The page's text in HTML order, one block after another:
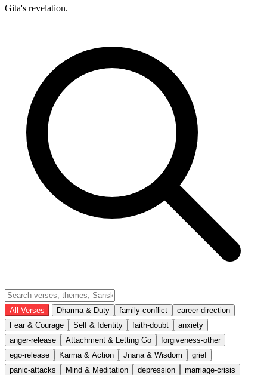
Gita's revelation.
All Verses Dharma & Duty family-conflict
career-direction
Fear & Courage
Self & Identity faith-doubt
anxiety
anger-release
Attachment & Letting Go
forgiveness-other
ego-release
Karma & Action Jnana & Wisdom
grief
panic-attacks
Mind & Meditation depression
marriage-crisis